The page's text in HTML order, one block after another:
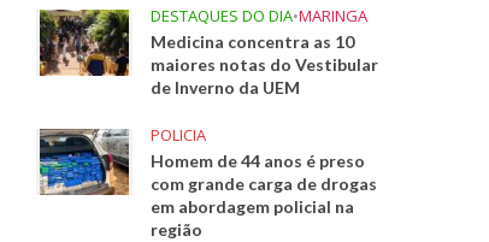
DESTAQUES DO DIA•MARINGA
Medicina concentra as 10
maiores notas do Vestibular
de Inverno da UEM
POLICIA
Homem de 44 anos é preso
com grande carga de drogas
em abordagem policial na
região